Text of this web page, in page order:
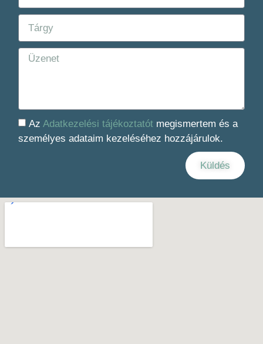
AzAdatkezelési tájékoztatót megismertem és a
személyes adataim kezeléséhez hozzájárulok.
Küldés